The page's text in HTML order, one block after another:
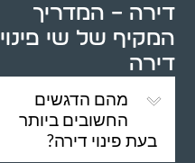
דירה – המדריך
המקיף של שי פינוי
דירה
מהם הדגשים
החשובים ביותר
בעת פינוי דירה?